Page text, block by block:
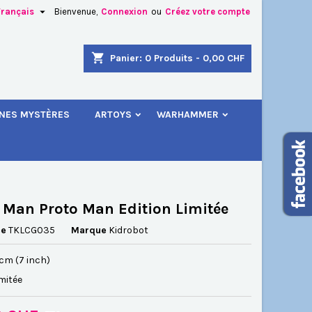
Bienvenue, Connexion ou Créez votre compte

shopping_cart Panier: 0 Produits - 0,00 CHF
MYSTÈRES ARTOYS WARHAMMER
Man Proto Man Edition Limitée
TKLCG035 Marque Kidrobot
(7 inch)